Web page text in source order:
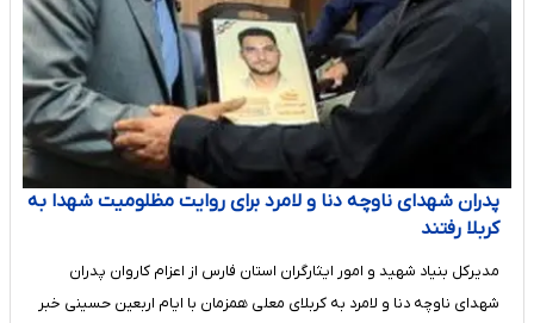
پدران شهدای ناوچه دنا و لامرد برای روایت مظلومیت شهدا به
کربلا رفتند
مدیرکل بنیاد شهید و امور ایثارگران استان فارس از اعزام کاروان پدران
شهدای ناوچه دنا و لامرد به کربلای معلی همزمان با ایام اربعین حسینی خبر